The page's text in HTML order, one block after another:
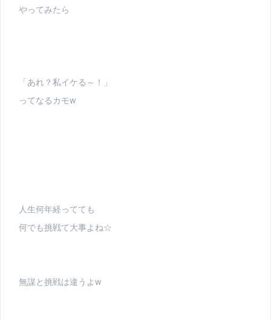
やってみたら
「あれ？私イケる～！」
ってなるカモw
人生何年経ってても
何でも挑戦て大事よね☆
無謀と挑戦は違うよw